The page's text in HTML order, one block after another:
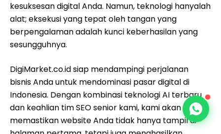
kesuksesan digital Anda. Namun, teknologi hanyalah
alat; eksekusi yang tepat oleh tangan yang
berpengalaman adalah kunci keberhasilan yang
sesungguhnya.
DigiMarket.co.id siap mendampingi perjalanan
bisnis Anda untuk mendominasi pasar digital di
Indonesia. Dengan kombinasi teknologi AI terbaru
dan keahlian tim SEO senior kami, kami akan
memastikan website Anda tidak hanya tampil di